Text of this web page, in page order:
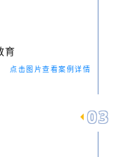
点击图片查看案例详情
03